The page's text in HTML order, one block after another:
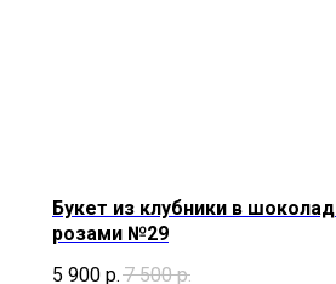
Букет из клубники в
розами №29
5 900 р. 7 500 р.